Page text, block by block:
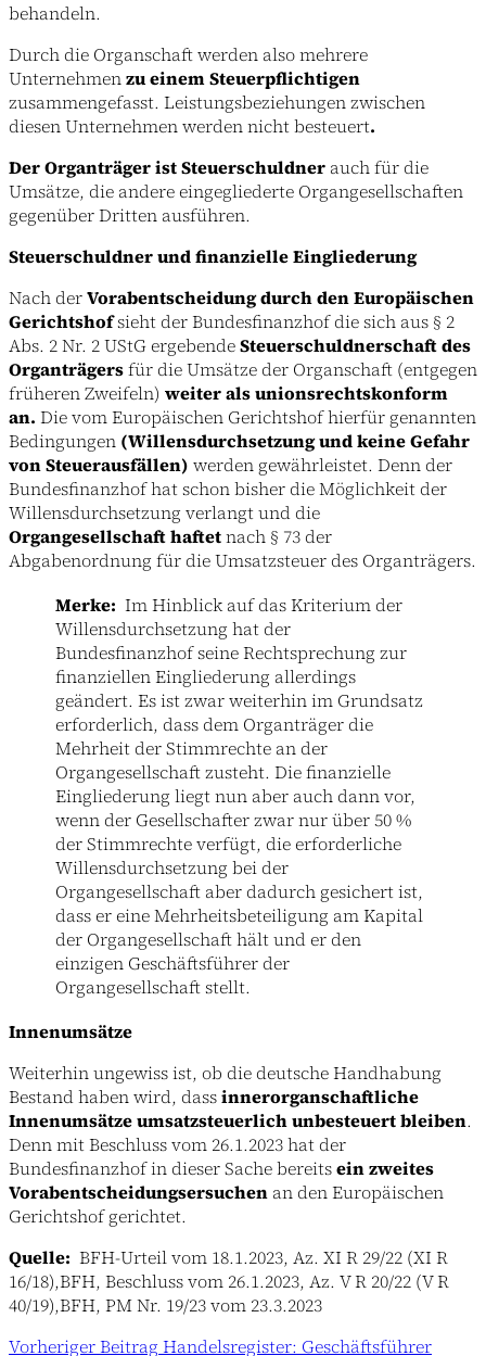
behandeln.
Durch die Organschaft werden also mehrere
Unternehmenzu einem Steuerpflichtigen
zusammengefasst. Leistungsbeziehungen zwischen
diesen Unternehmen werden nicht besteuert.
Der Organträger ist Steuerschuldner auch für die
Umsätze, die andere eingegliederte Organgesellschaften
gegenüber Dritten ausführen.
Steuerschuldner und finanzielle Eingliederung
Nach derVorabentscheidung durch den Europäischen
Gerichtshofsieht der Bundesfinanzhof die sich aus § 2
Abs. 2 Nr. 2 UStG ergebendeSteuerschuldnerschaft des
Organträgersfür die Umsätze der Organschaft (entgegen
früheren Zweifeln) weiter als unionsrechtskonform
an. Die vom Europäischen Gerichtshof hierfür genannten
Bedingungen (Willensdurchsetzung und keine Gefahr
von Steuerausfällen) werden gewährleistet. Denn der
Bundesfinanzhof hat schon bisher die Möglichkeit der
Willensdurchsetzung verlangt und die
Organgesellschaft haftetnach § 73 der
Abgabenordnung für die Umsatzsteuer des Organträgers.
Merke: Im Hinblick auf das Kriterium der
Willensdurchsetzung hat der
Bundesfinanzhof seine Rechtsprechung zur
finanziellen Eingliederung allerdings
geändert. Es ist zwar weiterhin im Grundsatz
erforderlich, dass dem Organträger die
Mehrheit der Stimmrechte an der
Organgesellschaft zusteht. Die finanzielle
Eingliederung liegt nun aber auch dann vor,
wenn der Gesellschafter zwar nur über 50 %
der Stimmrechte verfügt, die erforderliche
Willensdurchsetzung bei der
Organgesellschaft aber dadurch gesichert ist,
dass er eine Mehrheitsbeteiligung am Kapital
der Organgesellschaft hält und er den
einzigen Geschäftsführer der
Organgesellschaft stellt.
Innenumsätze
Weiterhin ungewiss ist, ob die deutsche Handhabung
Bestand haben wird, dassinnerorganschaftliche
Innenumsätze umsatzsteuerlich unbesteuert bleiben.
Denn mit Beschluss vom 26.1.2023 hat der
Bundesfinanzhof in dieser Sache bereitsein zweites
Vorabentscheidungsersuchen an den Europäischen
Gerichtshof gerichtet.
Quelle: BFH-Urteil vom 18.1.2023, Az. XI R 29/22 (XI R
16/18),BFH, Beschluss vom 26.1.2023, Az. V R 20/22 (V R
40/19),BFH, PM Nr. 19/23 vom 23.3.2023
VorherigerBeitragHandelsregister: Geschäftsführer